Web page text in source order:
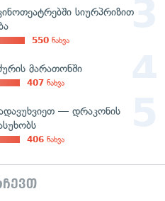
სიურპრიზით
550 ნახვა
მარათონში
407 ნახვა
— დრაკონის
406 ნახვა